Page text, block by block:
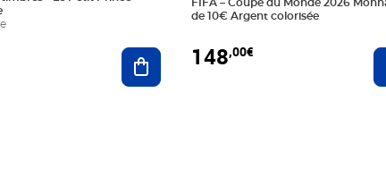
Ajouter au panier
FIFA – Coupe du Monde 2026
de 10€ Argent colorisée
148,00€